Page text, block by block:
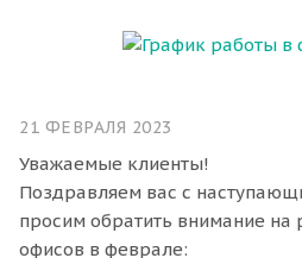
21 ФЕВРАЛЯ 2023
Уважаемые клиенты!
Поздравляем вас с
просим обратить внимание
офисов в феврале: ⠀